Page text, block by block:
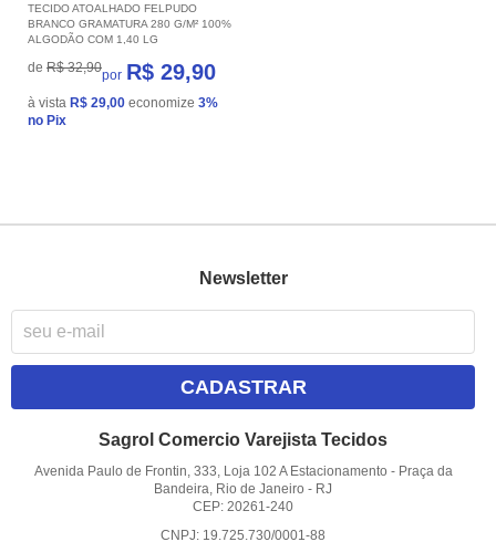
TECIDO ATOALHADO FELPUDO
BRANCO GRAMATURA 280 G/M² 100%
ALGODÃO COM 1,40 LG
de R$ 32,90por R$ 29,90
à vista R$ 29,00 economize 3%
no Pix
Newsletter
CADASTRAR
Sagrol Comercio Varejista Tecidos
Avenida Paulo de Frontin, 333, Loja 102 A Estacionamento - Praça da
Bandeira, Rio de Janeiro - RJ
CEP: 20261-240
CNPJ: 19.725.730/0001-88